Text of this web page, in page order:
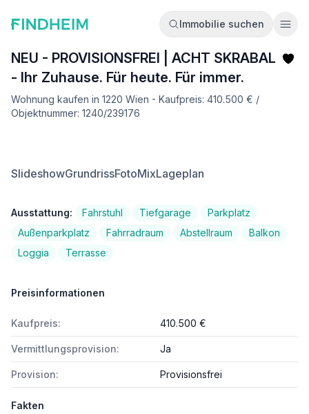
Immobilie suchen
NEU - PROVISIONSFREI | ACHT SKRABAL
- Ihr Zuhause. Für heute. Für immer.
Wohnung kaufen in 1220 Wien - Kaufpreis: 410.500 € /
Objektnummer: 1240/239176
SlideshowGrundrissFotoMixLageplan
Ausstattung: Fahrstuhl Tiefgarage
Parkplatz
Außenparkplatz
Fahrradraum Abstellraum
Balkon
Loggia
Terrasse
Preisinformationen
Kaufpreis: 410.500 €
Vermittlungsprovision: Ja
Provision: Provisionsfrei
Fakten